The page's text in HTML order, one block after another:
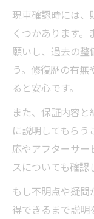
現車確認時には、
くつかあります
願いし、過去の整
う。修復歴の有
ると安心です。
また、保証内容
に説明してもら
応やアフターサ
スについても確認
もし不明点や疑
得できるまで説